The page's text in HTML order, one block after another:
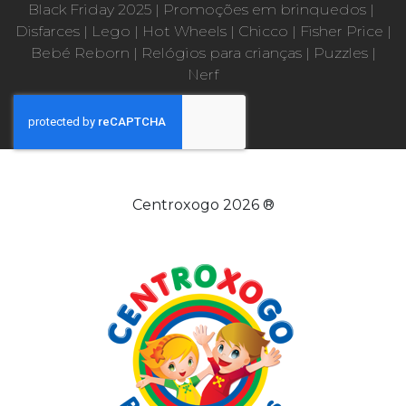
Black Friday 2025 | Promoções em brinquedos |
Disfarces| Lego | Hot Wheels| Chicco | Fisher Price |
Bebé Reborn | Relógios para crianças| Puzzles|
Nerf
Centroxogo 2026 ®